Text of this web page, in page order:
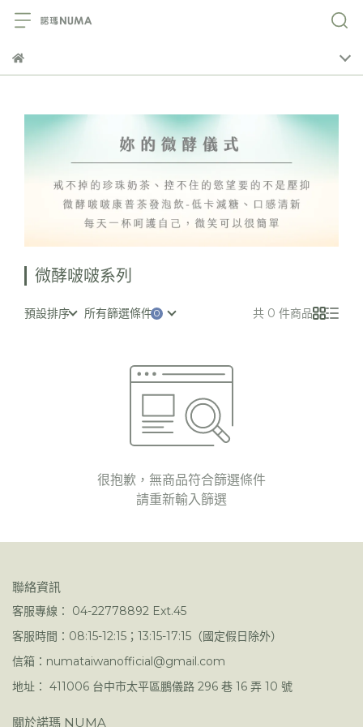
微酵啵啵系列
預設排序 所有篩選條件 共 0 件商品
很抱歉，無商品符合篩選條件
請重新輸入篩選
聯絡資訊
客服專線： 04-22778892 Ext.45
客服時間：08:15-12:15；13:15-17:15（國定假日除外）
信箱：numataiwanofficial@gmail.com
地址： 411006 台中市太平區鵬儀路 296 巷 16 弄 10 號
關於諾瑪 NUMA